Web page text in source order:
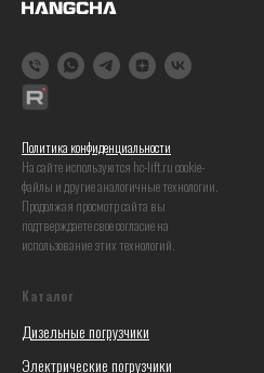
Политика конфиденциальности
На сайте используются hc-lift.ru coоkie-
файлы и другие аналогичные технологии.
Продолжая просмотр сайта вы
подтверждаете свое согласие на
использование этих технологий.
Каталог
Дизельные погрузчики
Электрические погрузчики